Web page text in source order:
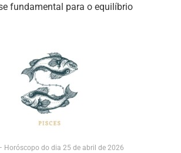
fundamental para o equilíbrio
Horóscopo do dia 25 de abril de 2026